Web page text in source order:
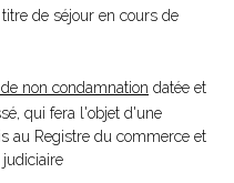
de séjour en cours de
non condamnation datée et
qui fera l'objet d'une
au Registre du commerce et